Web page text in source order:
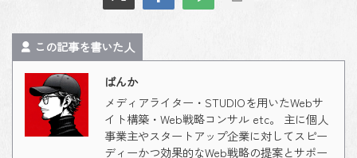
この記事を書いた人
ばんか
メディアライター・STUDIOを用いたWebサ
イト構築・Web戦略コンサル etc。 主に個人
事業主やスタートアップ企業に対してスピー
ディーかつ効果的なWeb戦略の提案とサポー